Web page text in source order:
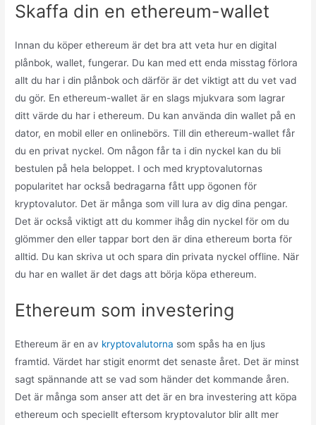
Skaffa din en ethereum-wallet
Innan du köper ethereum är det bra att veta hur en digital
plånbok, wallet, fungerar. Du kan med ett enda misstag förlora
allt du har i din plånbok och därför är det viktigt att du vet vad
du gör. En ethereum-wallet är en slags mjukvara som lagrar
ditt värde du har i ethereum. Du kan använda din wallet på en
dator, en mobil eller en onlinebörs. Till din ethereum-wallet får
du en privat nyckel. Om någon får ta i din nyckel kan du bli
bestulen på hela beloppet. I och med kryptovalutornas
popularitet har också bedragarna fått upp ögonen för
kryptovalutor. Det är många som vill lura av dig dina pengar.
Det är också viktigt att du kommer ihåg din nyckel för om du
glömmer den eller tappar bort den är dina ethereum borta för
alltid. Du kan skriva ut och spara din privata nyckel offline. När
du har en wallet är det dags att börja köpa ethereum.
Ethereum som investering
Ethereum är en av kryptovalutorna som spås ha en ljus
framtid. Värdet har stigit enormt det senaste året. Det är minst
sagt spännande att se vad som händer det kommande åren.
Det är många som anser att det är en bra investering att köpa
ethereum och speciellt eftersom kryptovalutor blir allt mer